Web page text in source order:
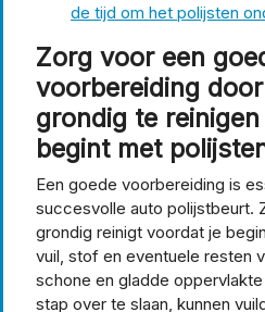
de tijd om het polijsten
Zorg voor een
voorbereiding
grondig te
begint met
Een goede voorbereiding is
succesvolle auto polijstbeurt.
grondig reinigt voordat je
vuil, stof en eventuele resten
schone en gladde
stap over te slaan, kunnen